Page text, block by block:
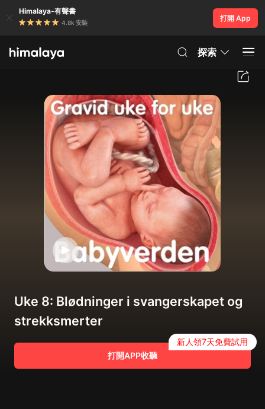
Himalaya-有聲書
4.8k 安裝
打開 App
探索
Uke 8: Blødninger i svangerskapet og
strekksmerter
打開APP收聽
新人領7天免費試用